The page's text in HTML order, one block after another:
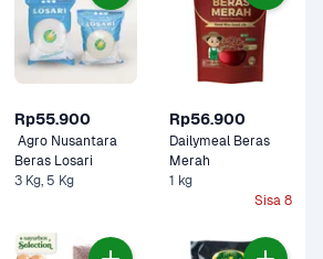
Rp55.900
Agro Nusantara
3 Kg, 5 Kg
Rp56.900
Dailymeal Beras
Merah
1 kg
Sisa 8